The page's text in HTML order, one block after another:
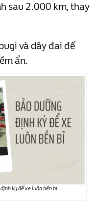
sau 2.000 km, thay
và dây đai để
ẩn.
kỳ để xe luôn bền bỉ